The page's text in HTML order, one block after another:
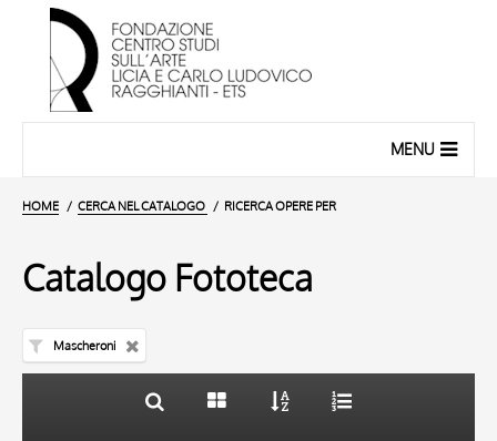
MENU
HOME CERCA NEL CATALOGO RICERCA OPERE PER
Catalogo Fototeca
Mascheroni